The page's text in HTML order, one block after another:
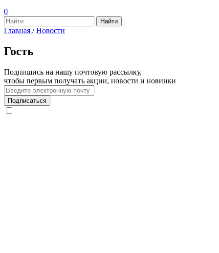
0
Главная / Новости
Гость
Подпишись на нашу почтовую рассылку,
чтобы первым получать акции, новости и новинки
Подписаться